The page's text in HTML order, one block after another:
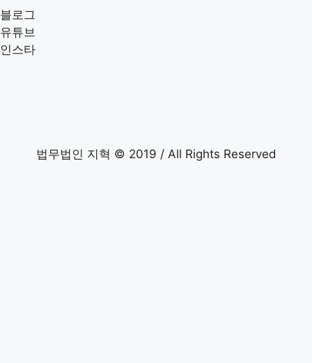
블로그
유튜브
인스타
법무법인 지혁 © 2019 / All Rights Reserved